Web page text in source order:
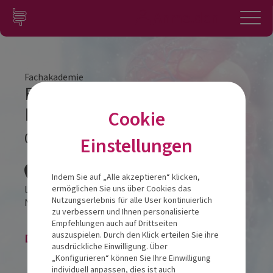
Zum Inhalt springen
Konto
Fachakademie
Fachakademie Modul 1
Hamburg
09.06.2022
Lindner am Michel
Neanderstraße 2020459Hamburg
Die Veranstaltung ist beendet.
Cookie
Einstellungen
Indem Sie auf „Alle akzeptieren“ klicken,
ermöglichen Sie uns über Cookies das
Nutzungserlebnis für alle User kontinuierlich
zu verbessern und Ihnen personalisierte
Empfehlungen auch auf Drittseiten
auszuspielen. Durch den Klick erteilen Sie ihre
ausdrückliche Einwilligung. Über
„Konfigurieren“ können Sie Ihre Einwilligung
individuell anpassen, dies ist auch